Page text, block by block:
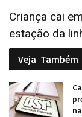
Criança cai
estação da
Veja Também